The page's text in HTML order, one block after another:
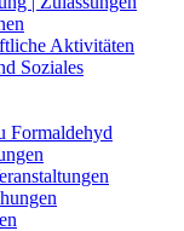
Aktivitäten
Soziales
Formaldehyd